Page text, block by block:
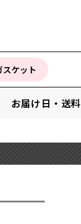
スケット
お届け日・送料